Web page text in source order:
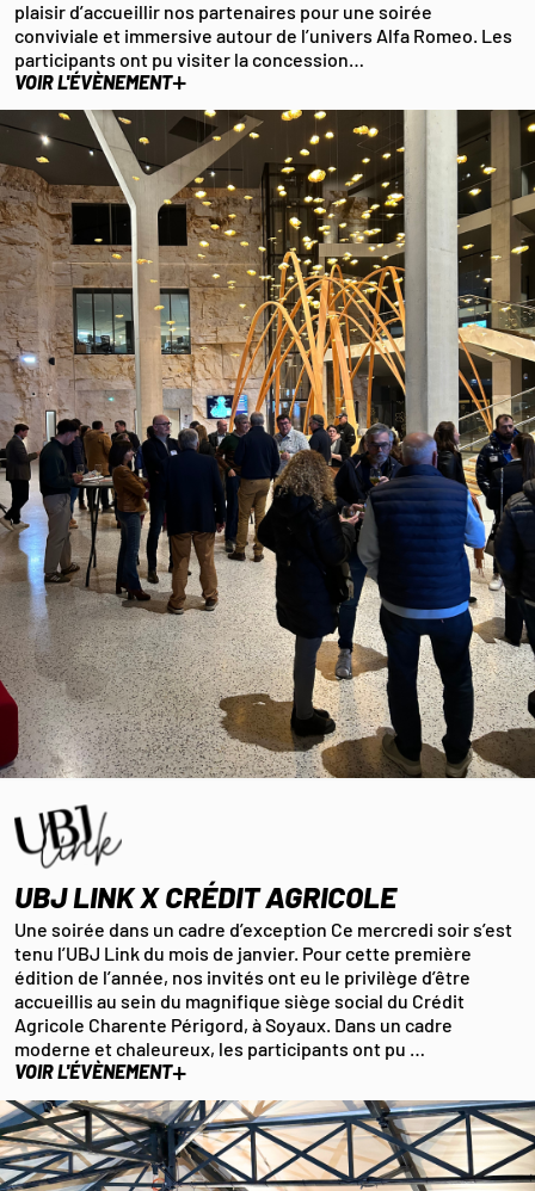
plaisir d’accueillir nos partenaires pour une soirée
conviviale et immersive autour de l’univers Alfa Romeo. Les
participants ont pu visiter la concession…
VOIR L'ÉVÈNEMENT+
UBJ LINK X CRÉDIT AGRICOLE
Une soirée dans un cadre d’exception Ce mercredi soir s’est
tenu l’UBJ Link du mois de janvier. Pour cette première
édition de l’année, nos invités ont eu le privilège d’être
accueillis au sein du magnifique siège social du Crédit
Agricole Charente Périgord, à Soyaux. Dans un cadre
moderne et chaleureux, les participants ont pu …
VOIR L'ÉVÈNEMENT+